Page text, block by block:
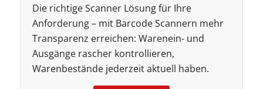
Die richtige Scanner Lösung für Ihre
Anforderung – mit Barcode Scannern mehr
Transparenz erreichen: Warenein- und
Ausgänge rascher kontrollieren,
Warenbestände jederzeit aktuell haben.